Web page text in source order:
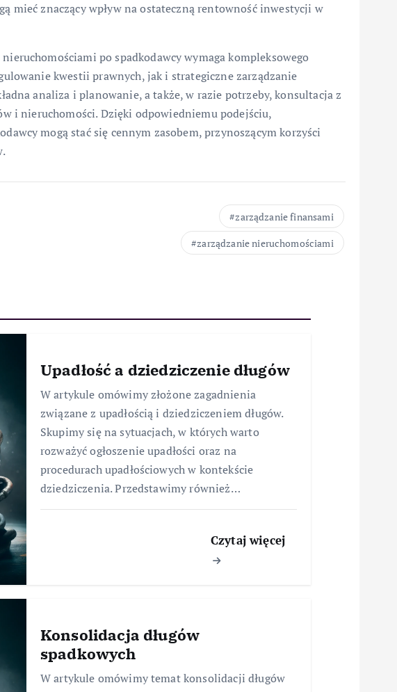
mieć znaczący wpływ na ostateczną rentowność inwestycji w
po spadkodawcy wymaga kompleksowego
kwestii prawnych, jak i strategiczne zarządzanie
analiza i planowanie, a także, w razie potrzeby, konsultacja z
i nieruchomości. Dzięki odpowiedniemu podejściu,
mogą stać się cennym zasobem, przynoszącym korzyści
zarządzanie finansami
zarządzanie nieruchomościami
Upadłość a dziedziczenie długów
W artykule omówimy złożone zagadnienia
związane z upadłością i dziedziczeniem długów.
Skupimy się na sytuacjach, w których warto
rozważyć ogłoszenie upadłości oraz na
procedurach upadłościowych w kontekście
dziedziczenia. Przedstawimy również…
Czytaj więcej
Konsolidacja długów
spadkowych
W artykule omówimy temat konsolidacji długów